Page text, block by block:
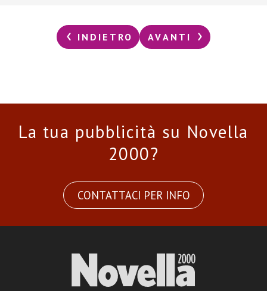
INDIETRO AVANTI
La tua pubblicità su Novella
2000?
CONTATTACI PER INFO